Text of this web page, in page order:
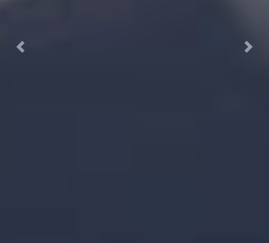
Previous Next